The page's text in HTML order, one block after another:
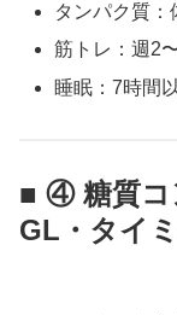
タンパク質：
筋トレ：週2
睡眠：7時間
■ ④ 糖質コ
GL・タイミ